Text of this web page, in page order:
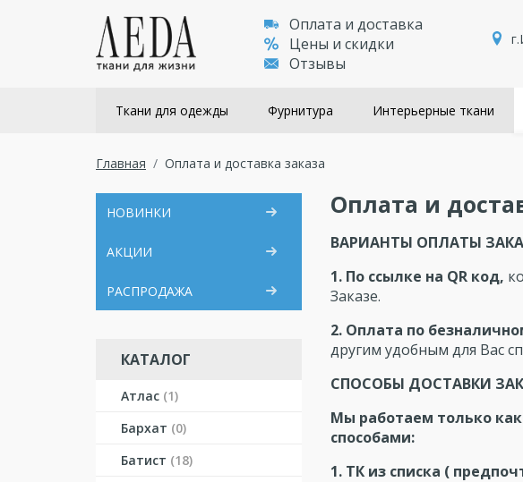
Оплата и доставка
Цены и скидки
Отзывы
Ткани для одежды Фурнитура Интерьерные ткани
Главная Оплата и доставка заказа
НОВИНКИ
АКЦИИ
РАСПРОДАЖА
КАТАЛОГ
Атлас (1)
Бархат (0)
Батист (18)
Оплата и
ВАРИАНТЫ ОПЛАТЫ
1. По ссылке на QR код,
Заказе.
2. Оплата по
другим удобным для Вас
СПОСОБЫ ДОСТАВКИ
Мы работаем только
способами:
1. ТК из списка (